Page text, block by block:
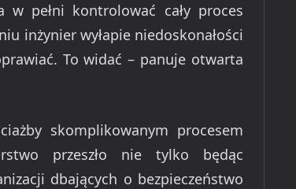
pełni kontrolować cały proces
inżynier wyłapie niedoskonałości
To widać – panuje otwarta
skomplikowanym procesem
przeszło nie tylko będąc
dbających o bezpieczeństwo